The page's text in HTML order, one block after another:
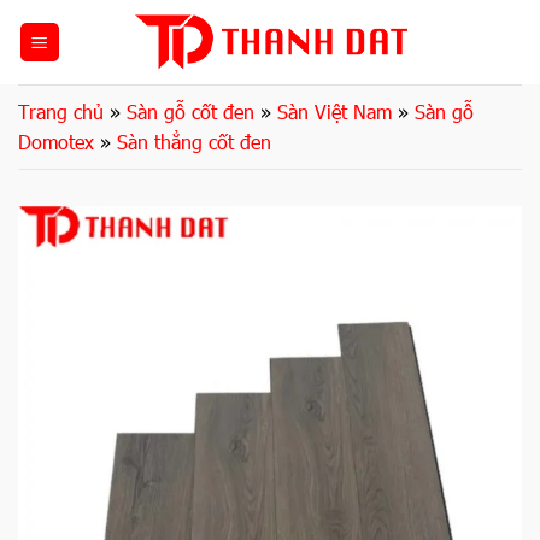
dungTrang chủ » Sàn gỗ cốt đen » Sàn Việt Nam » Sàn gỗ
Domotex » Sàn thẳng cốt đen